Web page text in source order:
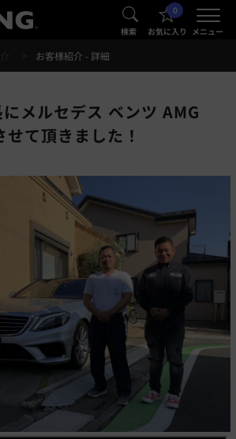
® 検索
0
お気に入り メニュー
®
お客様紹介 - 詳細
メルセデス ベンツ AMG
て頂きました！